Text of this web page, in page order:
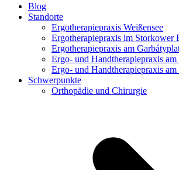
Blog
Standorte
Ergotherapiepraxis Weißensee
Ergotherapiepraxis im Storkower
Ergotherapiepraxis am
Ergo- und Handtherapiepraxis
Ergo- und Handtherapiepraxis
Schwerpunkte
Orthopädie und Chirurgie